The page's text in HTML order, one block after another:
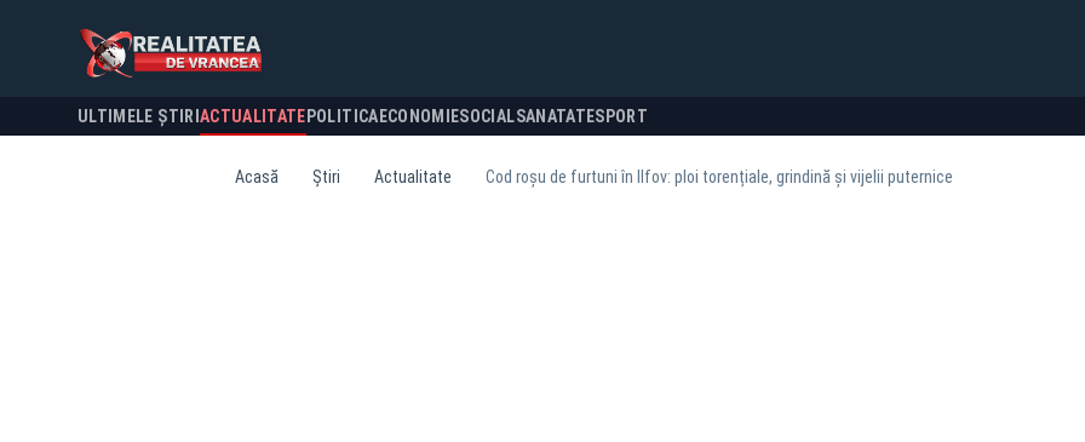
ULTIMELE ȘTIRI ACTUALITATE POLITICA ECONOMIESOCIALSANATATESPORT
Acasă Știri Actualitate Cod roșu de furtuni în Ilfov: ploi torențiale, grindină și vijelii puternice